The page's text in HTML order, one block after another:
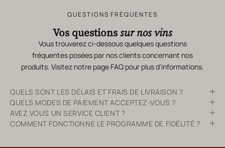
QUESTIONS FRÉQUENTES
Vos questionssur nos vins
Vous trouverez ci-dessous quelques questions
fréquentes posées par nos clients concernant nos
produits. Visitez notre page FAQ pour plus d'informations.
QUELS SONT LES DÉLAIS ET FRAIS DE LIVRAISON ?
QUELS MODES DE PAIEMENT ACCEPTEZ-VOUS ?
AVEZ VOUS UN SERVICE CLIENT ?
COMMENT FONCTIONNE LE PROGRAMME DE FIDÉLITÉ ?